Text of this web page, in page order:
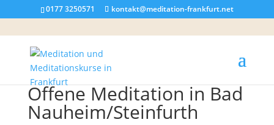
0177 3250571 kontakt@meditation-frankfurt.net
Offene Meditation in Bad
Nauheim/Steinfurth